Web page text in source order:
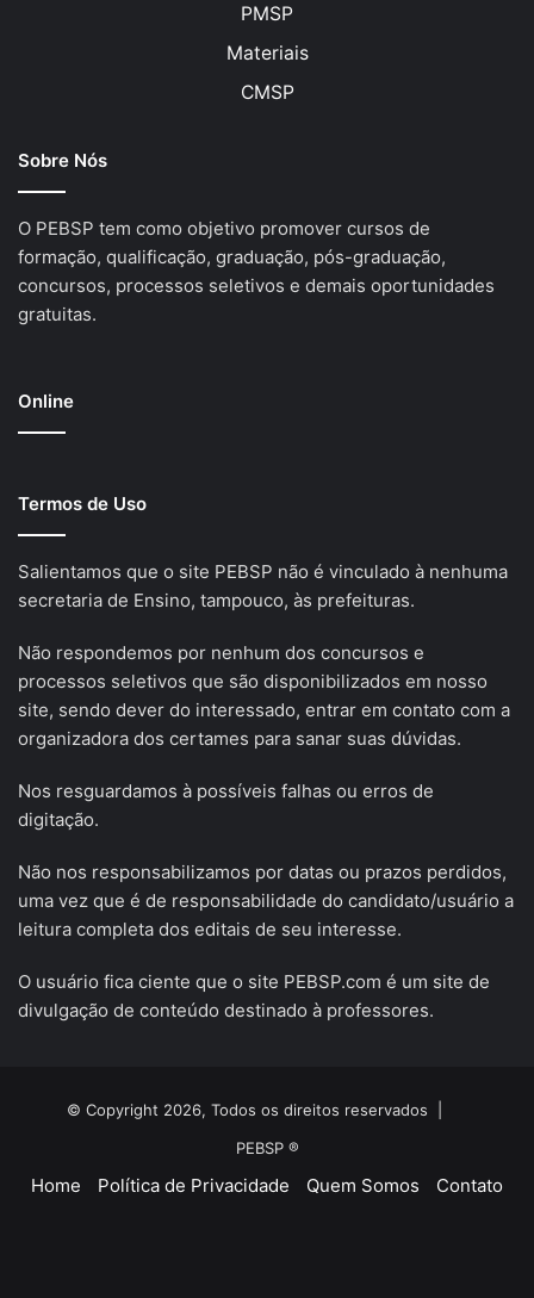
PMSP
Materiais
CMSP
Sobre Nós
O PEBSP tem como objetivo promover cursos de
formação, qualificação, graduação, pós-graduação,
concursos, processos seletivos e demais oportunidades
gratuitas.
Online
Termos de Uso
Salientamos que o site PEBSP não é vinculado à nenhuma
secretaria de Ensino, tampouco, às prefeituras.
Não respondemos por nenhum dos concursos e
processos seletivos que são disponibilizados em nosso
site, sendo dever do interessado, entrar em contato com a
organizadora dos certames para sanar suas dúvidas.
Nos resguardamos à possíveis falhas ou erros de
digitação.
Não nos responsabilizamos por datas ou prazos perdidos,
uma vez que é de responsabilidade do candidato/usuário a
leitura completa dos editais de seu interesse.
O usuário fica ciente que o site PEBSP.com é um site de
divulgação de conteúdo destinado à professores.
© Copyright 2026, Todos os direitos reservados |
PEBSP ®
Home Política de Privacidade Quem Somos Contato